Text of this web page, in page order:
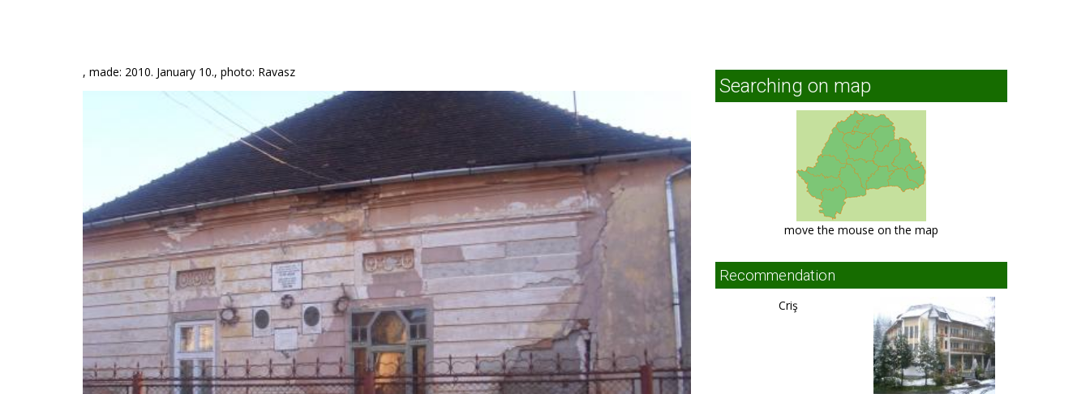
, made: 2010. January 10., photo: Ravasz
Searching on map
move the mouse on the map
Recommendation
Criş